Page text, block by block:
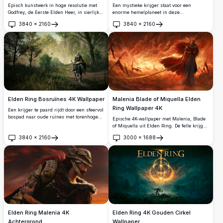
Episch kunstwerk in hoge resolutie met
Godfrey, de Eerste Elden Heer, in sierlijke
leeuwengezel. Deze verbluffende 4K
achtergrond toont ingewikkelde details en
dramatische belichting, waarbij de
majestueuze aanwezigheid van de
legendarische krijger uit de veelgeprezen
actie-RPG wordt vastgelegd.
3840 × 2160
Openen
Een mystieke krijger staat voor een
enorme hemelplaneet in deze
Elden Ring. Het kosmische landschap
toont een massieve blauwe planeet die de
sterrenhemel domineert, terwijl etherische
nevels rond de eenzame figuur wervelen.
Perfect voor fans die op zoek zijn naar
epische fantasiebeelden in verbluffende
hoge resolutie.
3840 × 2160
Openen
Elden Ring Bosruïnes 4K Wallpaper
Een krijger te paard rijdt door een sfeervol
bospad naar oude ruïnes met torenhoge
scène perfect voor fantasy gaming
liefhebbers.
3840 × 2160
Openen
Malenia Blade of Miquella Elden
Ring Wallpaper 4K
Epische 4K-wallpaper met Malenia, Blade
of Miquella uit Elden Ring. De felle krijger
slagveld met een wapperende rode cape
en sierlijk harnas. De dramatische vurige
sfeer vangt de intensiteit van dit
legendarische boss-personage in
verbluffend hoogwaardig detail.
3000 × 1688
Openen
Elden Ring Malenia 4K
Elden Ring 4K Gouden Cirkel